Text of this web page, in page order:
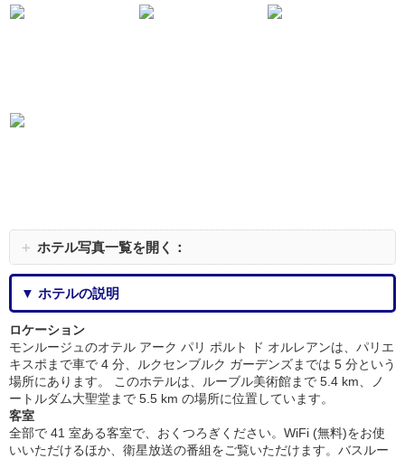
＋ ホテル写真一覧を開く：
▼ ホテルの説明
ロケーション
モンルージュのオテル アーク パリ ポルト ド オルレアンは、パリエ
キスポまで車で 4 分、ルクセンブルク ガーデンズまでは 5 分という
場所にあります。 このホテルは、ルーブル美術館まで 5.4 km、ノ
ートルダム大聖堂まで 5.5 km の場所に位置しています。
客室
全部で 41 室ある客室で、おくつろぎください。WiFi (無料)をお使
いいただけるほか、衛星放送の番組をご覧いただけます。バスルー